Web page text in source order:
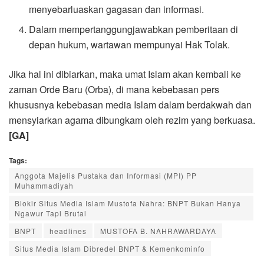
menyebarluaskan gagasan dan informasi.
Dalam mempertanggungjawabkan pemberitaan di
depan hukum, wartawan mempunyai Hak Tolak.
Jika hal ini dibiarkan, maka umat Islam akan kembali ke
zaman Orde Baru (Orba), di mana kebebasan pers
khususnya kebebasan media Islam dalam berdakwah dan
mensyiarkan agama dibungkam oleh rezim yang berkuasa.
[GA]
Tags:
Anggota Majelis Pustaka dan Informasi (MPI) PP
Muhammadiyah
Blokir Situs Media Islam Mustofa Nahra: BNPT Bukan Hanya
Ngawur Tapi Brutal
BNPT
headlines
MUSTOFA B. NAHRAWARDAYA
Situs Media Islam Dibredel BNPT & Kemenkominfo